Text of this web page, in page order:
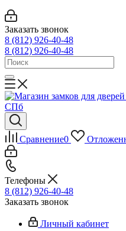
Заказать звонок
8 (812) 926-40-48
8 (812) 926-40-48
Сравнение0
Телефоны
8 (812) 926-40-48
Заказать звонок
Личный кабинет